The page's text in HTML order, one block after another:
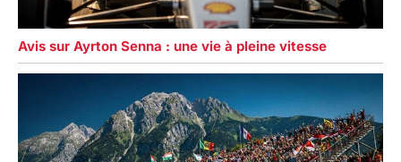
Avis sur Ayrton Senna : une vie à pleine vitesse